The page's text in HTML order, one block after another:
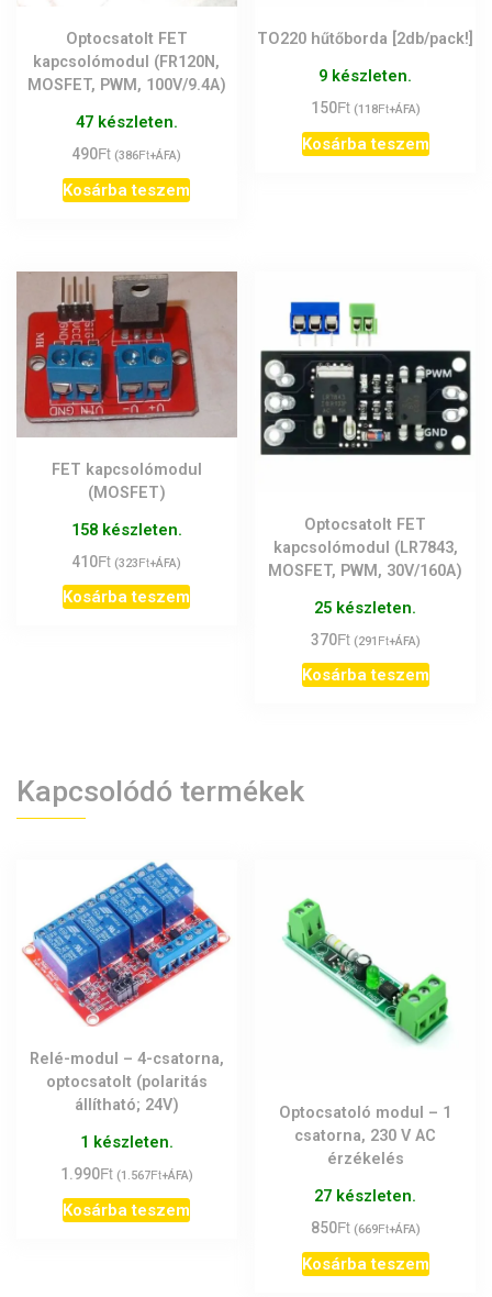
Optocsatolt FET
kapcsolómodul (FR120N,
MOSFET, PWM, 100V/9.4A)
47 készleten.
490Ft (386Ft+ÁFA)
Kosárba teszem
TO220 hűtőborda [2db/pack!]
9 készleten.
150Ft (118Ft+ÁFA)
Kosárba teszem
FET kapcsolómodul
(MOSFET)
158 készleten.
410Ft (323Ft+ÁFA)
Kosárba teszem
Optocsatolt FET
kapcsolómodul (LR7843,
MOSFET, PWM, 30V/160A)
25 készleten.
370Ft (291 Ft+ÁFA)
Kosárba teszem
Kapcsolódó termékek
Relé-modul – 4-csatorna,
optocsatolt (polaritás
állítható; 24V)
1 készleten.
1.990Ft (1.567Ft+ÁFA)
Kosárba teszem
Optocsatoló modul – 1
csatorna, 230 V AC
érzékelés
27 készleten.
850Ft (669Ft+ÁFA)
Kosárba teszem